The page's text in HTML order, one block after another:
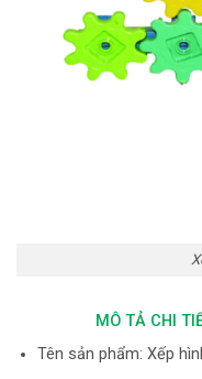
MÔ TẢ CHI
Tên sản phẩm: Xếp